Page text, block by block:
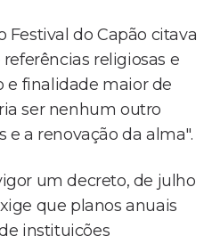
Festival do Capão citava
religiosas e
e finalidade maior de
ser nenhum outro
e a renovação da alma".
um decreto, de julho
que planos anuais
instituições